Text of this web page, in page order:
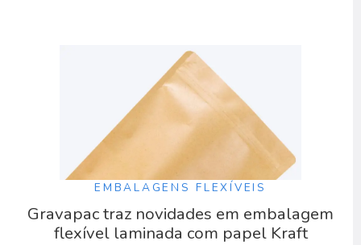
EMBALAGENS FLEXÍVEIS
Gravapac traz novidades em embalagem
flexível laminada com papel Kraft